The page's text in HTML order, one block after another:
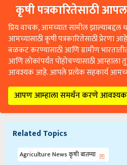
कृषी पत्रकारितेसाठी
प्रिय वाचक, आमच्यात सामील
आमच्यासाठी कृषी पत्रकारितेसाठी प्रेरणा
बळकट करण्यासाठी आणि ग्रामीण
आणि लोकांपर्यंत पोहोचण्यासाठी आम्हाला
आवश्यक आहे. आपले प्रत्येक सहकार्य
आपण आम्हाला समर्थन करणे
Related Topics
Agriculture News कृषी बातम्या